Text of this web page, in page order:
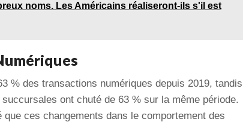
noms. Les Américains réaliseront-ils s'il est
% des transactions numériques depuis 2019, tandis
ont chuté de 63 % sur la même période.
ces changements dans le comportement des